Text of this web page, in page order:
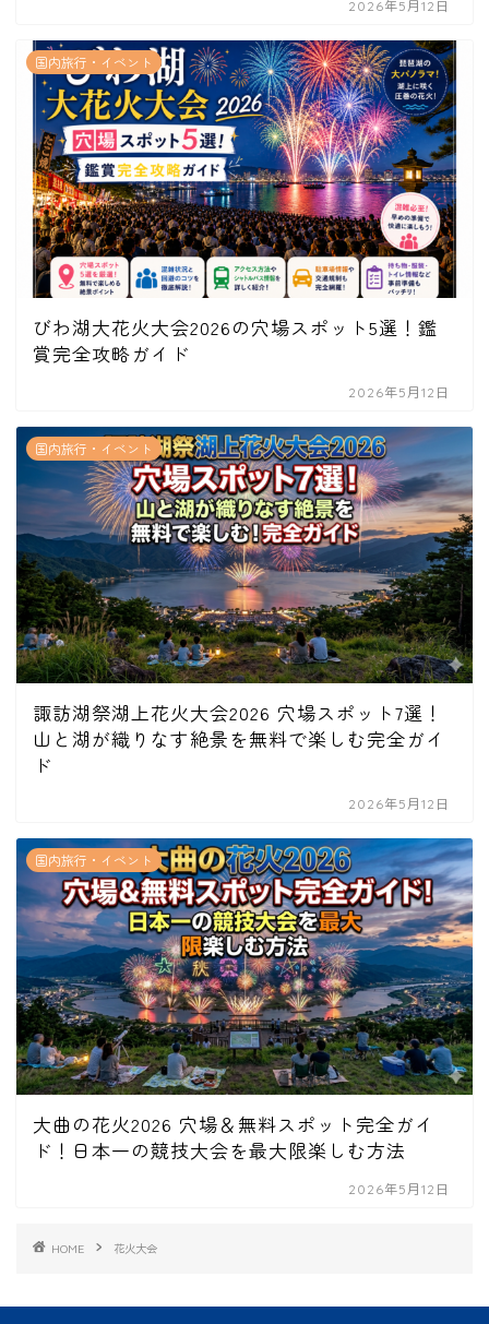
2026年5月12日
国内旅行・イベント
びわ湖大花火大会2026の穴場スポット5選！鑑
賞完全攻略ガイド
2026年5月12日
国内旅行・イベント
諏訪湖祭湖上花火大会2026 穴場スポット7選！
山と湖が織りなす絶景を無料で楽しむ完全ガイ
ド
2026年5月12日
国内旅行・イベント
大曲の花火2026 穴場＆無料スポット完全ガイ
ド！日本一の競技大会を最大限楽しむ方法
2026年5月12日
HOME 花火大会